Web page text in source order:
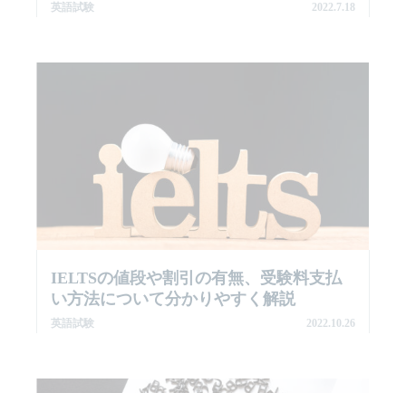
英語試験 2022.7.18
IELTSの値段や割引の有無、受験料支払
い方法について分かりやすく解説
英語試験 2022.10.26